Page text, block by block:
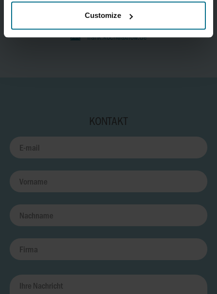
Customize
frank.koch@axflow.de
KONTAKT